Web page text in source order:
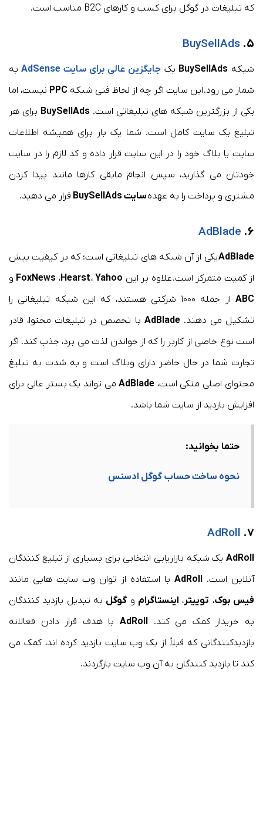
که تبلیغات در گوگل برای کسب و کارهای B2C مناسب است.
۵. BuySellAds
شبکه BuySellAds یک جایگزین عالی برای سایت AdSense به
شمار می رود. این سایت اگر چه از لحاظ فنی شبکه PPC نیست، اما
یکی از بزرگترین شبکه های تبلیغاتی است. BuySellAds برای هر
تبلیغ یک سایت کامل است. شما یک بار برای همیشه اطلاعات
سایت یا بلاگ خود را در این سایت قرار داده و کد لازم را در سایت
خودتان می گذارید، سپس انجام مابقی کارها مانند پیدا کردن
مشتری و پرداخت را به عهدهسایت BuySellAds قرار می دهید.
۶. AdBlade
AdBladeیکی از آن شبکه های تبلیغاتی است؛ که بر کیفیت بیش
از کمیت متمرکز است. علاوه بر این
FoxNews ،Hearst،Yahoo
و
ABC
از جمله ۱۰۰۰ شرکتی هستند، که این شبکه تبلیغاتی را
تشکیل می دهند.AdBlade با تخصص در تبلیغات محتوا، قادر
است نوع خاصی از کاربر را که از خواندن لذت می برد، جذب کند. اگر
تجارت شما در حال حاضر دارای وبلاگ است و به شدت به تبلیغ
محتوای اصلی متکی است،AdBlade می تواند یک بستر عالی برای
افزایش بازدید از سایت شما باشد.
حتما بخوانید:
نحوه ساخت حساب گوگل ادسنس
۷. AdRoll
AdRoll یک شبکه بازاریابی انتخابی برای بسیاری از تبلیغ کنندگان
آنلاین است.AdRoll با استفاده از توان وب سایت هایی مانند
فیس بوک، توییتر، اینستاگرام و گوگل به تبدیل بازدید کنندگان
به خریدار کمک می کند. AdRoll با هدف قرار دادن فعالانه
بازدیدکنندگانی که قبلاً از یک وب سایت بازدید کرده اند، کمک می
کند تا بازدید کنندگان به آن وب سایت بازگردند.